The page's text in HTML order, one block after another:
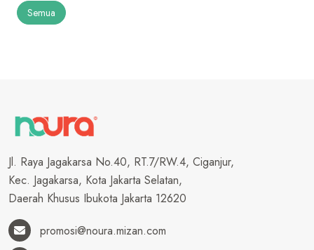
Semua
Jl. Raya Jagakarsa No.40, RT.7/RW.4, Ciganjur,
Kec. Jagakarsa, Kota Jakarta Selatan,
Daerah Khusus Ibukota Jakarta 12620
promosi@noura.mizan.com